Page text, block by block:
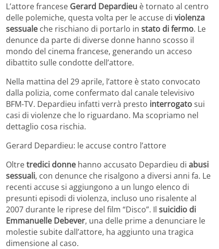
L’attore francese Gerard Depardieu è tornato al centro
delle polemiche, questa volta per le accuse di violenza
sessuale che rischiano di portarlo in stato di fermo. Le
denunce da parte di diverse donne hanno scosso il
mondo del cinema francese, generando un acceso
dibattito sulle condotte dell’attore.
Nella mattina del 29 aprile, l’attore è stato convocato
dalla polizia, come confermato dal canale televisivo
BFM-TV. Depardieu infatti verrà presto interrogatosui
casi di violenze che lo riguardano. Ma scopriamo nel
dettaglio cosa rischia.
Gerard Depardieu: le accuse contro l’attore
Oltretredici donne hanno accusato Depardieu di abusi
sessuali, con denunce che risalgono a diversi anni fa. Le
recenti accuse si aggiungono a un lungo elenco di
presunti episodi di violenza, incluso uno risalente al
2007 durante le riprese del film “Disco”. Il suicidio di
Emmanuelle Debever, una delle prime a denunciare le
molestie subite dall’attore, ha aggiunto una tragica
dimensione al caso.